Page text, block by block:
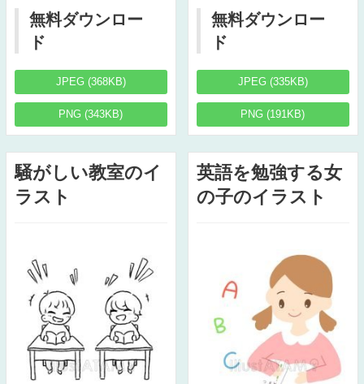
無料ダウンロー
ド
JPEG (368KB)
PNG (343KB)
無料ダウンロー
ド
JPEG (335KB)
PNG (191KB)
騒がしい教室のイ
ラスト
英語を勉強する女
の子のイラスト